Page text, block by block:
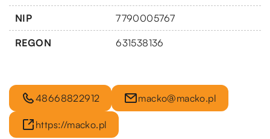
NIP 7790005767
REGON 631538136
48668822912 macko@macko.pl
https://macko.pl